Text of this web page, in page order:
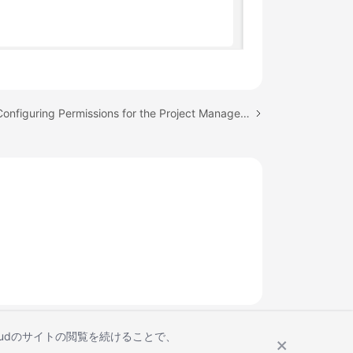
Next topic: Configuring Permissions for the Project Manager Role
サイトの閲覧を続けることで、